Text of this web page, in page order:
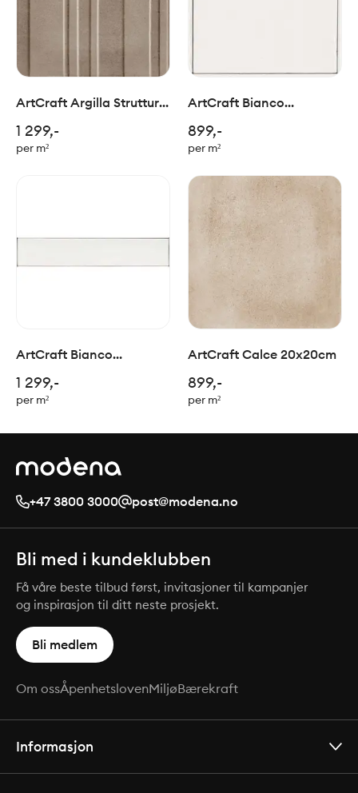
ArtCraft Argilla Struttura
1 299,-
per m²
ArtCraft Bianco
899,-
per m²
ArtCraft Bianco
1 299,-
per m²
ArtCraft Calce 20x20cm
899,-
per m²
+47 3800 3000 post@modena.no
Bli med i kundeklubben
Få våre beste tilbud først, invitasjoner til kampanjer
og inspirasjon til ditt neste prosjekt.
Bli medlem
Om ossÅpenhetslovenMiljøBærekraft
Informasjon